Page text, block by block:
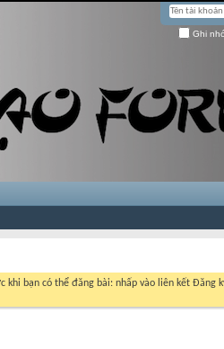
Ghi
khi bạn có thể đăng bài: nhấp vào liên kết Đăng